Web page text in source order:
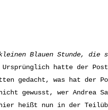
Blauen Stunde,
Ursprünglich hatte der
gedacht, was hat der
gewusst, wer Andrea
heißt nun in der